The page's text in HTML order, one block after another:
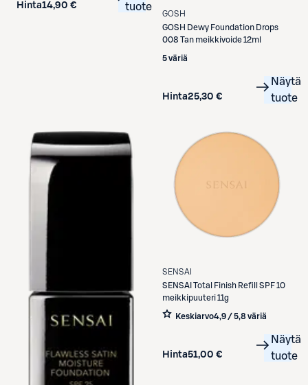
Hinta14,90 €
tuote
GOSH
GOSH Dewy Foundation Drops
008 Tan meikkivoide 12ml
5 väriä
Hinta25,30 €
Näytä
tuote
SENSAI
SENSAI Total Finish Refill SPF 10
meikkipuuteri 11g
Keskiarvo4,9 / 5,8 väriä
Hinta51,00 €
Näytä
tuote